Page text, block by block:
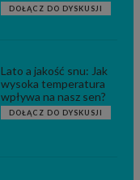
DOŁĄCZ DO DYSKUSJI
Lato a jakość snu: Jak
wysoka temperatura
wpływa na nasz sen?
DOŁĄCZ DO DYSKUSJI